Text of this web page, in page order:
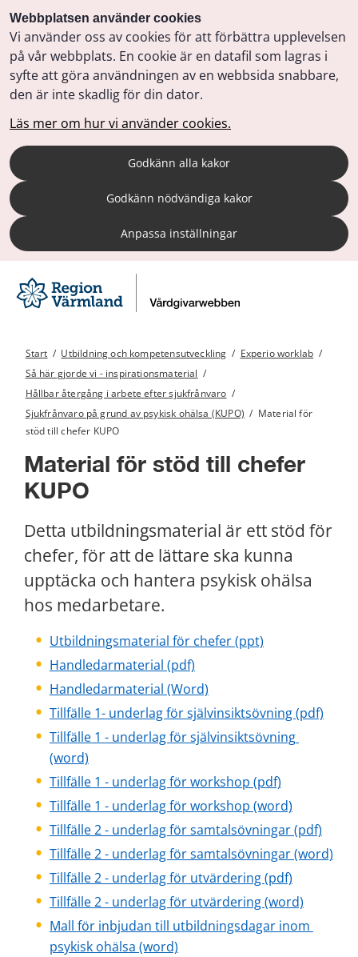
Webbplatsen använder cookies
Vi använder oss av cookies för att förbättra upplevelsen
på vår webbplats. En cookie är en datafil som lagras i
syfte att göra användningen av en webbsida snabbare,
den är inte skadlig för din dator.
Läs mer om hur vi använder cookies.
Godkänn alla kakor
Godkänn nödvändiga kakor
Anpassa inställningar
Start / Utbildning och kompetensutveckling / Experio worklab /
Så här gjorde vi - inspirationsmaterial /
Hållbar återgång i arbete efter sjukfrånvaro /
Sjukfrånvaro på grund av psykisk ohälsa (KUPO) / Material för
stöd till chefer KUPO
Material för stöd till chefer
KUPO
Detta utbildningsmaterial är ett stöd för
chefer, för att de lättare ska kunna
upptäcka och hantera psykisk ohälsa
hos medarbetare.
Utbildningsmaterial för chefer (ppt)
Handledarmaterial (pdf)
Handledarmaterial (Word)
Tillfälle 1- underlag för självinsiktsövning (pdf)
Tillfälle 1 - underlag för självinsiktsövning
(word)
Tillfälle 1 - underlag för workshop (pdf)
Tillfälle 1 - underlag för workshop (word)
Tillfälle 2 - underlag för samtalsövningar (pdf)
Tillfälle 2 - underlag för samtalsövningar (word)
Tillfälle 2 - underlag för utvärdering (pdf)
Tillfälle 2 - underlag för utvärdering (word)
Mall för inbjudan till utbildningsdagar inom
psykisk ohälsa (word)